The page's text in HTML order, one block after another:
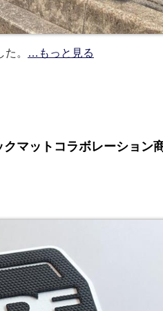
。 …もっと見る
マットコラボレーション